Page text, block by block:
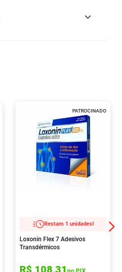
PATROCINADO
Restam 1 unidades!
Loxonin Flex 7 Adesivos
Transdérmicos